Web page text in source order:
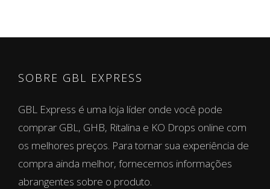
SOBRE GBL EXPRESS
GBL Express é uma loja líder onde você pode
comprar GBL, GHB, Ritalina e KO Drops online com
os melhores preços. Para tornar sua experiência de
compra ainda melhor, fornecemos informações
abrangentes sobre o produto.